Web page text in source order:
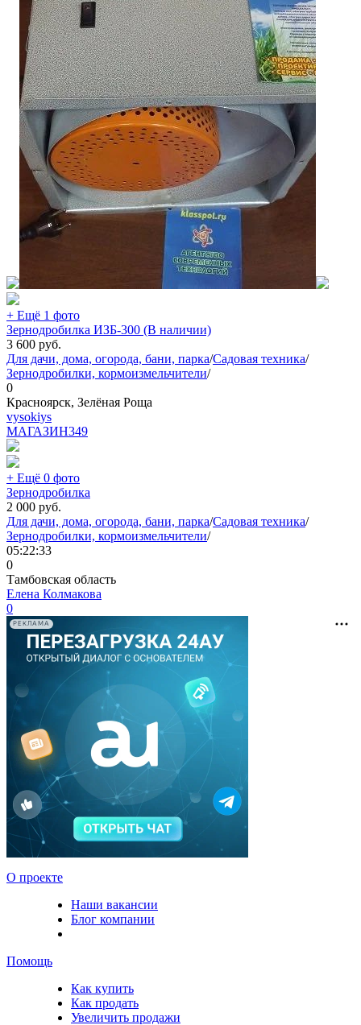
+ Ещё 1 фото
Зернодробилка ИЗБ-300 (В наличии)
3 600 руб.
Для дачи, дома, огорода, бани, парка/Садовая техника/
Зернодробилки, кормоизмельчители/
0
Красноярск, Зелёная Роща
vysokiys
МАГАЗИН349
+ Ещё 0 фото
Зернодробилка
2 000 руб.
Для дачи, дома, огорода, бани, парка/Садовая техника/
Зернодробилки, кормоизмельчители/
05:22:33
0
Тамбовская область
Елена Колмакова
0
РЕКЛАМА
О проекте
Наши вакансии
Блог компании
Помощь
Как купить
Как продать
Увеличить продажи